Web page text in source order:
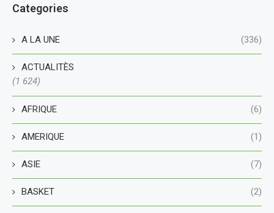
Categories
A LA UNE (336)
ACTUALITÈS
(1 624)
AFRIQUE (6)
AMERIQUE (1)
ASIE (7)
BASKET (2)